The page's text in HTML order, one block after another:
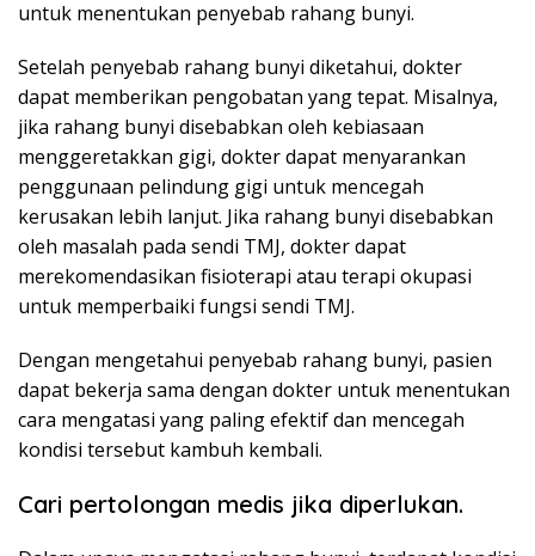
untuk menentukan penyebab rahang bunyi.
Setelah penyebab rahang bunyi diketahui, dokter
dapat memberikan pengobatan yang tepat. Misalnya,
jika rahang bunyi disebabkan oleh kebiasaan
menggeretakkan gigi, dokter dapat menyarankan
penggunaan pelindung gigi untuk mencegah
kerusakan lebih lanjut. Jika rahang bunyi disebabkan
oleh masalah pada sendi TMJ, dokter dapat
merekomendasikan fisioterapi atau terapi okupasi
untuk memperbaiki fungsi sendi TMJ.
Dengan mengetahui penyebab rahang bunyi, pasien
dapat bekerja sama dengan dokter untuk menentukan
cara mengatasi yang paling efektif dan mencegah
kondisi tersebut kambuh kembali.
Cari pertolongan medis jika diperlukan.